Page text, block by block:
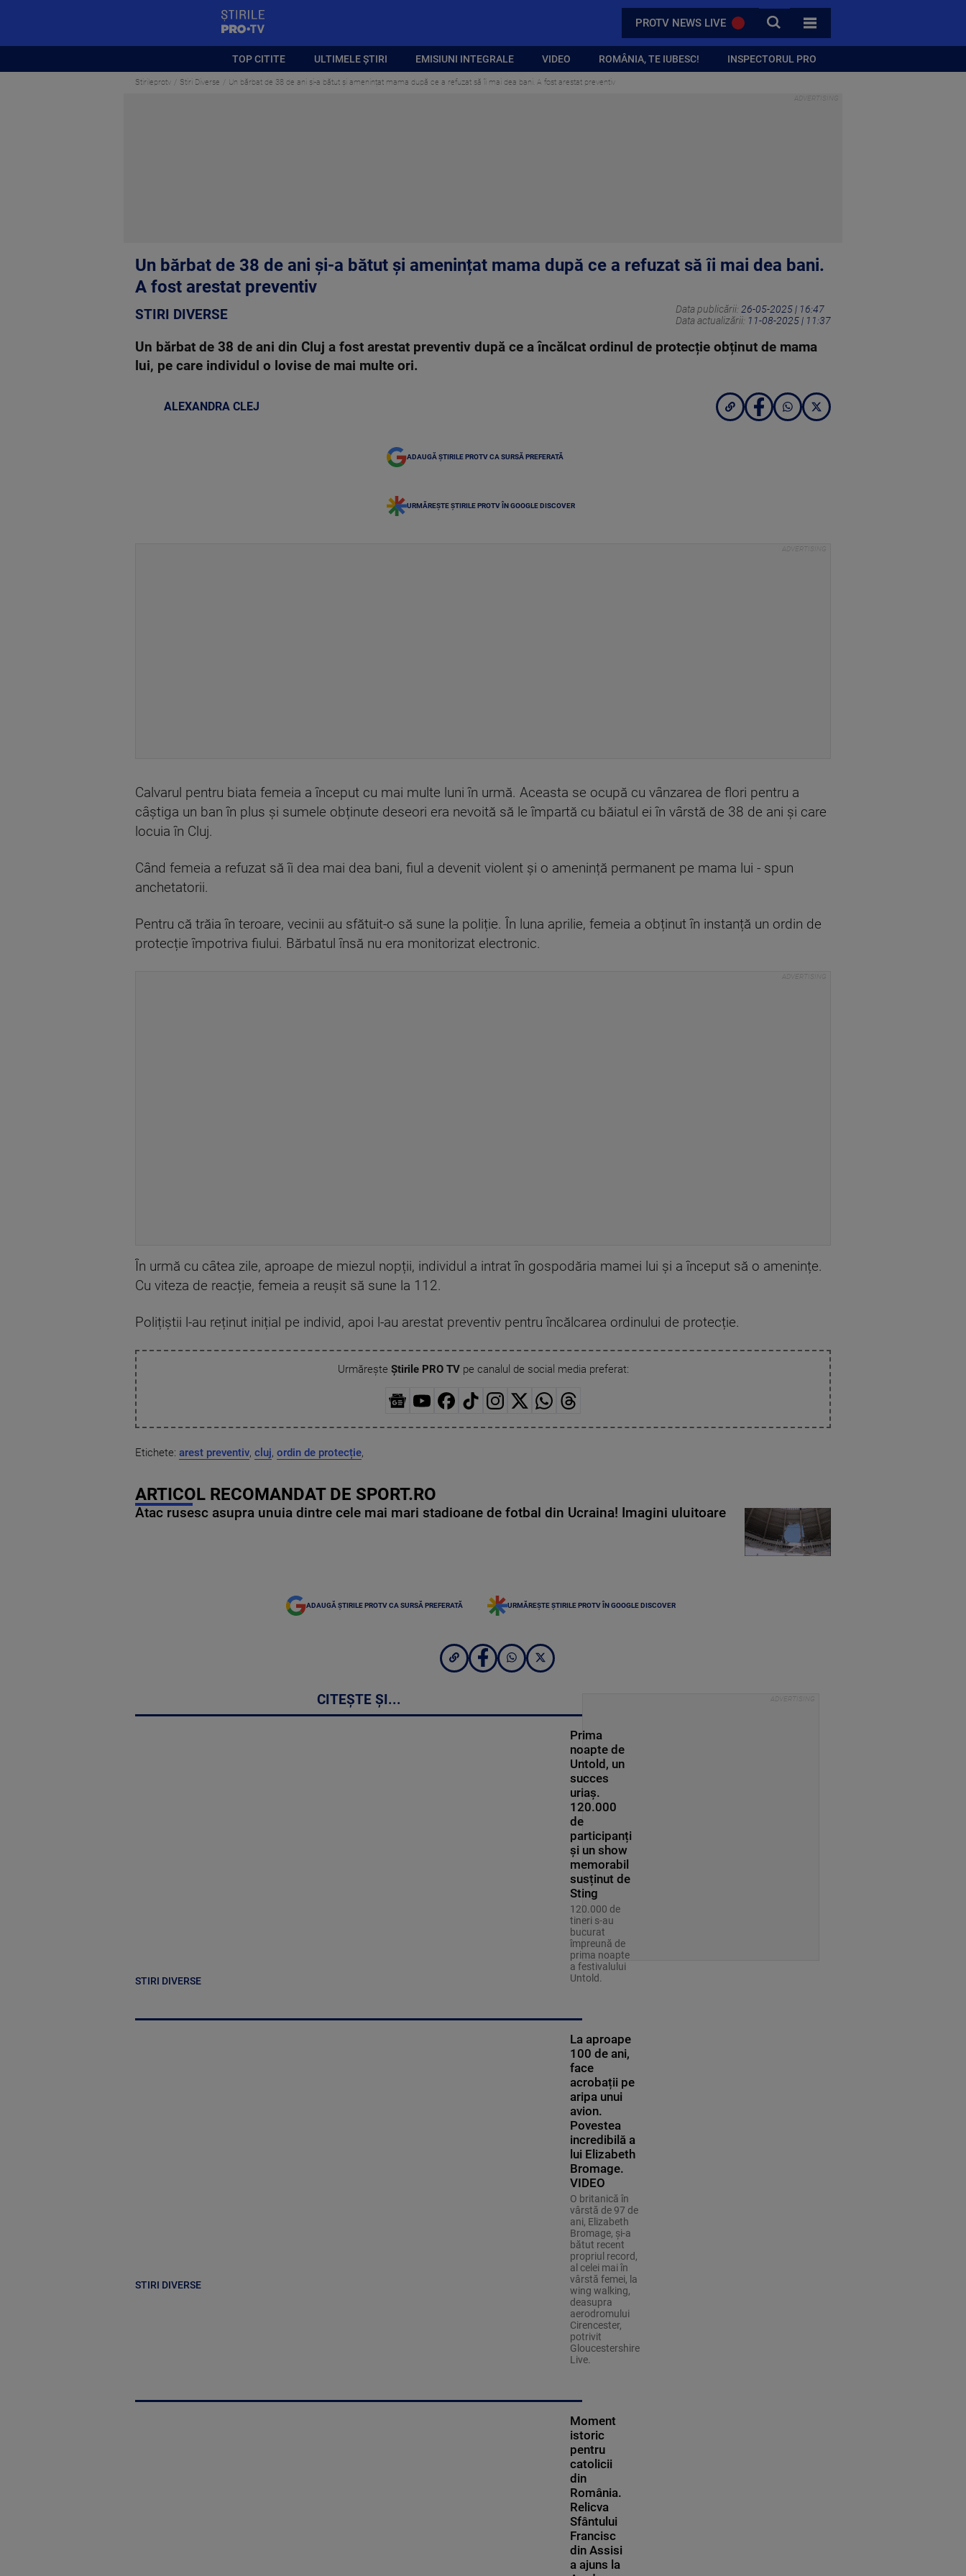
PROTV NEWS LIVE CAUTA
TOATE CATEGORIILE
TOP CITITE ULTIMELE ȘTIRI EMISIUNI INTEGRALE VIDEO ROMÂNIA, TE IUBESC! INSPECTORUL PRO
Stirileprotv Stiri Diverse Un bărbat de 38 de ani și-a bătut și amenințat mama după ce a refuzat să îi mai dea bani. A fost arestat preventiv
Un bărbat de 38 de ani și-a bătut și amenințat mama după ce a refuzat să îi mai dea bani.
A fost arestat preventiv
STIRI DIVERSE Data publicării: 26-05-2025 | 16:47
Data actualizării: 11-08-2025 | 11:37
Un bărbat de 38 de ani din Cluj a fost arestat preventiv după ce a încălcat ordinul de protecție obținut de mama
lui, pe care individul o lovise de mai multe ori.
ALEXANDRA CLEJ
ADAUGĂ ȘTIRILE PROTV CA SURSĂ PREFERATĂ
URMĂREȘTE ȘTIRILE PROTV ÎN GOOGLE DISCOVER
Calvarul pentru biata femeia a început cu mai multe luni în urmă. Aceasta se ocupă cu vânzarea de flori pentru a
câștiga un ban în plus și sumele obținute deseori era nevoită să le împartă cu băiatul ei în vârstă de 38 de ani și care
locuia în Cluj.
Când femeia a refuzat să îi dea mai dea bani, fiul a devenit violent și o amenință permanent pe mama lui - spun
anchetatorii.
Pentru că trăia în teroare, vecinii au sfătuit-o să sune la poliție. În luna aprilie, femeia a obținut în instanță un ordin de
protecție împotriva fiului. Bărbatul însă nu era monitorizat electronic.
În urmă cu câtea zile, aproape de miezul nopții, individul a intrat în gospodăria mamei lui și a început să o amenințe.
Cu viteza de reacție, femeia a reușit să sune la 112.
Polițiștii l-au reținut inițial pe individ, apoi l-au arestat preventiv pentru încălcarea ordinului de protecție.
Urmărește Știrile PRO TVpe canalul de social media preferat:
Etichete: arest preventiv, cluj, ordin de protecție,
ARTICOL RECOMANDAT DE SPORT.RO
Atac rusesc asupra unuia dintre cele mai mari stadioane de fotbal din Ucraina! Imagini uluitoare
ADAUGĂ ȘTIRILE PROTV CA SURSĂ PREFERATĂ URMĂREȘTE ȘTIRILE PROTV ÎN GOOGLE DISCOVER
CITEȘTE ȘI...
STIRI DIVERSE
Prima
noapte de
Untold, un
succes
uriaș.
120.000
de
participanți
și un show
memorabil
susținut de
Sting
120.000 de
tineri s-au
bucurat
împreună de
prima noapte
a festivalului
Untold.
STIRI DIVERSE
La aproape
100 de ani,
face
acrobații pe
aripa unui
avion.
Povestea
incredibilă a
lui Elizabeth
Bromage.
VIDEO
O britanică în
vârstă de 97 de
ani, Elizabeth
Bromage, şi-a
bătut recent
propriul record,
al celei mai în
vârstă femei, la
wing walking,
deasupra
aerodromului
Cirencester,
potrivit
Gloucestershire
Live.
Moment
istoric
pentru
catolicii
din
România.
Relicva
Sfântului
Francisc
din Assisi
a ajuns la